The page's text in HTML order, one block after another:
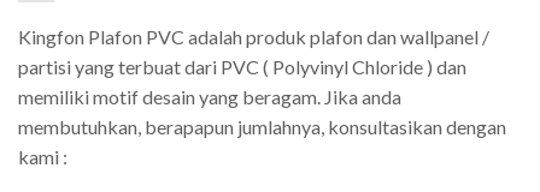
Kingfon Plafon PVC adalah produk plafon dan wallpanel /
partisi yang terbuat dari PVC ( Polyvinyl Chloride ) dan
memiliki motif desain yang beragam. Jika anda
membutuhkan, berapapun jumlahnya, konsultasikan dengan
kami :